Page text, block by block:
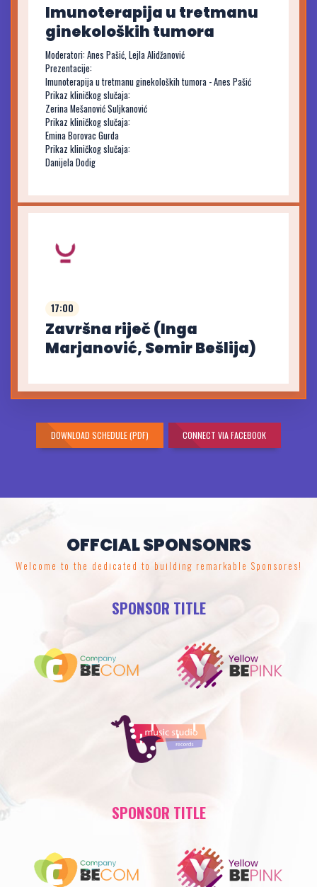
Imunoterapija u tretmanu
ginekoloških tumora
Moderatori: Anes Pašić, Lejla Alidžanović
Prezentacije:
Imunoterapija u tretmanu ginekoloških tumora - Anes Pašić
Prikaz kliničkog slučaja:
Zerina Mešanović Suljkanović
Prikaz kliničkog slučaja:
Emina Borovac Gurda
Prikaz kliničkog slučaja:
Danijela Dodig
17:00
Završna riječ (Inga
Marjanović, Semir Bešlija)
DOWNLOAD SCHEDULE (PDF) CONNECT VIA FACEBOOK
OFFCIAL SPONSONRS
Welcome to the dedicated to building remarkable Sponsores!
SPONSOR TITLE
SPONSOR TITLE